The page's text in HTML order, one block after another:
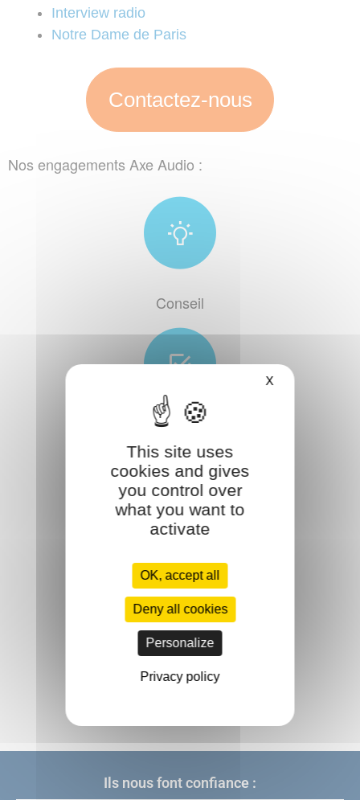
Interview radio
Notre Dame de Paris
Contactez-nous
Nos engagements Axe Audio :
Conseil
Qualité
Satisfaction
Ils nous font confiance :
X
This site uses
cookies and gives
you control over
what you want to
activate
OK, accept all
Deny all cookies
Personalize
Privacy policy